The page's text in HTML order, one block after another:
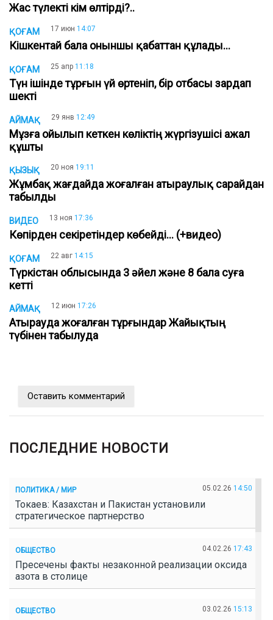
Жас түлекті кім өлтірді?..
ҚОҒАМ 17 июн 14:07
Кішкентай бала оныншы қабаттан құлады...
ҚОҒАМ 25 апр 11:18
Түн ішінде тұрғын үй өртеніп, бір отбасы зардап
шекті
АЙМАҚ 29 янв 12:49
Мұзға ойылып кеткен көліктің жүргізушісі ажал
құшты
ҚЫЗЫҚ 20 ноя 19:11
Жұмбақ жағдайда жоғалған атыраулық сарайдан
табылды
ВИДЕО 13 ноя 17:36
Көпірден секіретіндер көбейді... (+видео)
ҚОҒАМ 22 авг 14:15
Түркістан облысында 3 әйел және 8 бала суға
кетті
АЙМАҚ 12 июн 17:26
Атырауда жоғалған тұрғындар Жайықтың
түбінен табылуда
Оставить комментарий
ПОСЛЕДНИЕ НОВОСТИ
ПОЛИТИКА / МИР 05.02.26 14:50
Токаев: Казахстан и Пакистан установили
стратегическое партнерство
ОБЩЕСТВО 04.02.26 17:43
Пресечены факты незаконной реализации оксида
азота в столице
ОБЩЕСТВО 03.02.26 15:13